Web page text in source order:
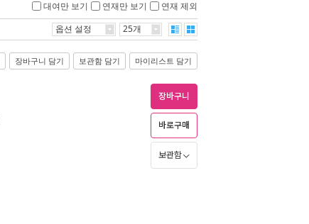
대여만 보기 연재만 보기 연재 제외
옵션 설정 25개
장바구니 담기 보관함 담기 마이리스트 담기
장바구니
바로구매
보관함